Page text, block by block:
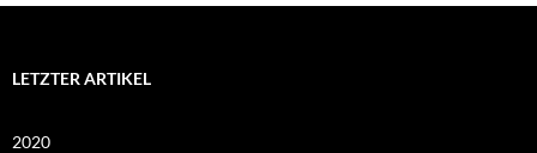
LETZTER ARTIKEL
2020